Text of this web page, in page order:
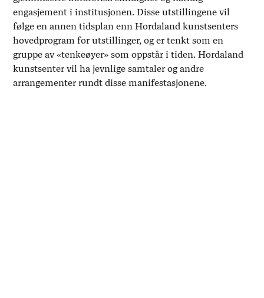
engasjement i institusjonen. Disse utstillingene vil
følge en annen tidsplan enn Hordaland kunstsenters
hovedprogram for utstillinger, og er tenkt som en
gruppe av «tenkeøyer» som oppstår i tiden. Hordaland
kunstsenter vil ha jevnlige samtaler og andre
arrangementer rundt disse manifestasjonene.